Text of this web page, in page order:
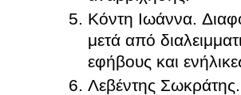
Κόντη Ιωάννα
μετά από
εφήβους και
Λεβέντης Σωκράτης